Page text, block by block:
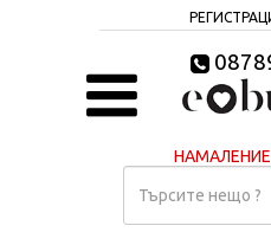
НАМАЛЕНИЕ